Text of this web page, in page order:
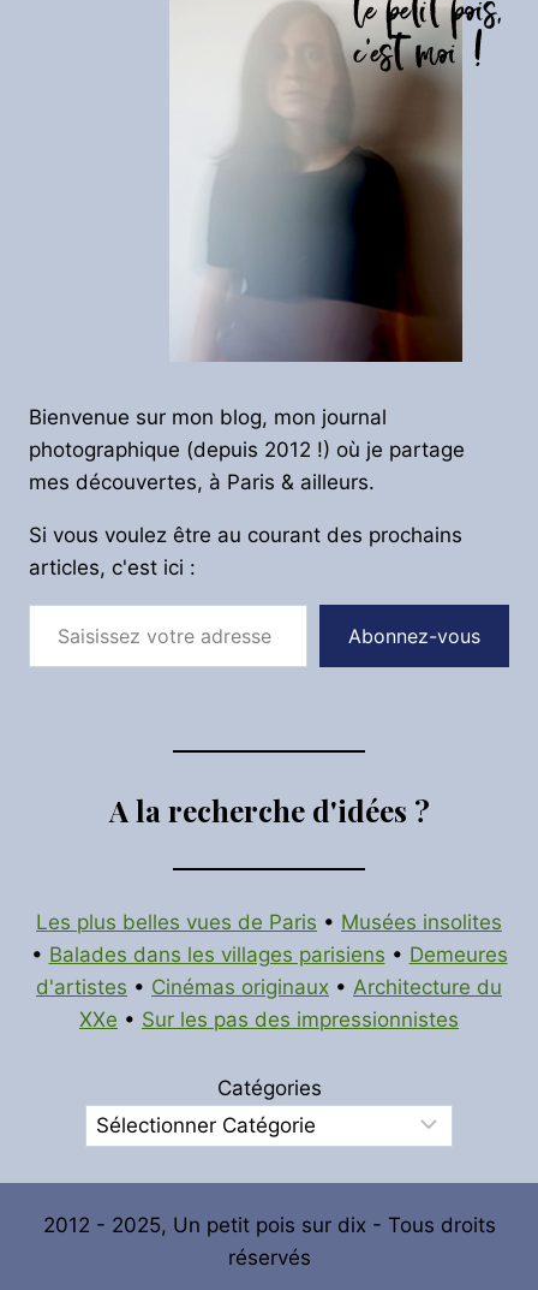
Bienvenue sur mon blog, mon journal
photographique (depuis 2012 !) où je partage
mes découvertes, à Paris & ailleurs.
Si vous voulez être au courant des prochains
articles, c'est ici :
Saisissez votre adresse e-mail…
Abonnez-vous
A la recherche d'idées ?
Les plus belles vues de Paris • Musées insolites
• Balades dans les villages parisiens • Demeures
d'artistes • Cinémas originaux • Architecture du
XXe • Sur les pas des impressionnistes
Catégories
2012 - 2025, Un petit pois sur dix - Tous droits
réservés